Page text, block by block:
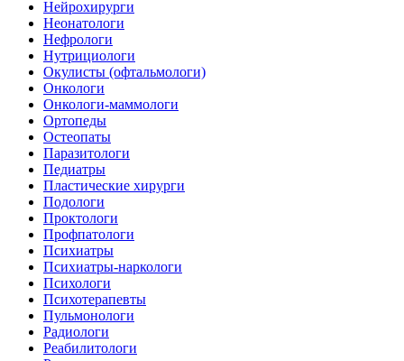
Нейрохирурги
Неонатологи
Нефрологи
Нутрициологи
Окулисты (офтальмологи)
Онкологи
Онкологи-маммологи
Ортопеды
Остеопаты
Паразитологи
Педиатры
Пластические хирурги
Подологи
Проктологи
Профпатологи
Психиатры
Психиатры-наркологи
Психологи
Психотерапевты
Пульмонологи
Радиологи
Реабилитологи